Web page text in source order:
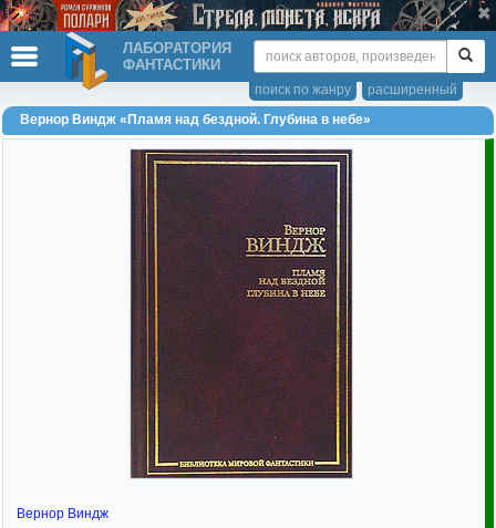
ЛАБОРАТОРИЯ
ФАНТАСТИКИ
расширенный
поиск по жанру
Вернор Виндж «Пламя над бездной. Глубина в небе»
Вернор Виндж